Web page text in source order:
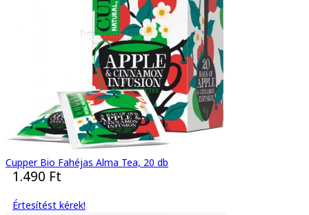
Cupper Bio Fahéjas Alma Tea, 20 db
1.490 Ft
Értesítést kérek!